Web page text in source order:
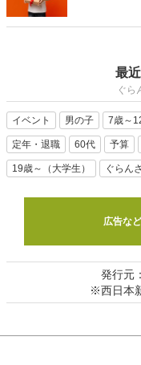
最
ぐら
イベント 男の子 7歳～
定年・退職 60代 予算
19歳～（大学生） ぐらん
広告な
発行元
※西日本